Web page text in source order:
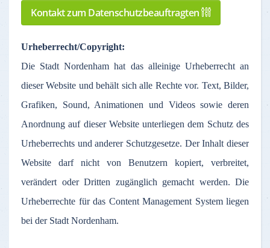
Kontakt zum Datenschutzbeauftragten
Urheberrecht/Copyright:
Die StadtNordenham hat das alleinige Urheberrechtan
dieserWebsite undbehält sich alle Rechte vor. Text,Bilder,
Grafiken, Sound, Animationen und Videossowie deren
Anordnung auf dieserWebsiteunterliegen dem Schutzdes
Urheberrechts undanderer Schutzgesetze. Der Inhalt dieser
Website darf nicht von Benutzern kopiert, verbreitet,
verändert oder Dritten zugänglich gemacht werden. Die
Urheberrechte für das Content Management System liegen
bei der Stadt Nordenham.